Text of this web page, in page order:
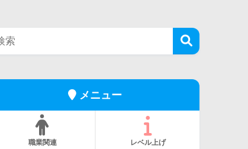
メニュー
職業関連 レベル上げ